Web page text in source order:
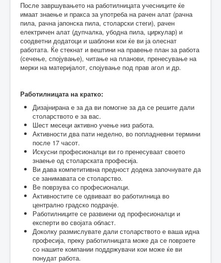
После завршувањето на работилницата учесниците ќе
имаат знаење и пракса за употреба на рачен алат (рачна
пила, рачна јапонска пила, столарски стеги), рачен
електричен алат (дупчалка, убодна пила, циркулар) и
соодветни додатоци и шаблони кои ќе ви ја олеснат
работата. Ќе стекнат и вештини на правење план за работа
(сечење, спојување), читање на планови, пренесување на
мерки на материјалот, спојување под прав агол и др.
Работилницата на кратко:
Дизајнирана е за да ви помогне за да се решите дали
столарството е за вас.
Шест месеци активно учење низ работа.
Активности два пати неделно, во попладневни термини
после 17 часот.
Искусни професионалци ви го пренесуваат своето
знаење од столарската професија.
Ви дава компетитивна предност додека започнувате да
се занимавата се столарство.
Ве поврзува со професионалци.
Активностите се одвиваат во работилница во
централно градско подрачје.
Работилниците се развиени од професионалци и
експерти во својата област.
Доколку размислувате дали столарството е ваша идна
професија, преку работилницата може да се поврзете
со нашите компании поддржувачи кои може ќе ви
понудат работа.